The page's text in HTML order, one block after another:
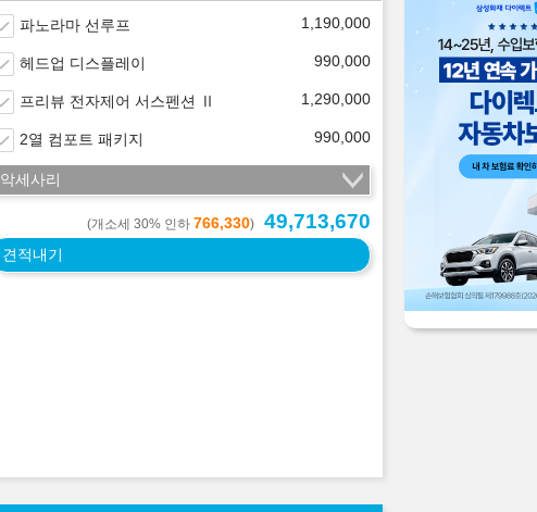
파노라마 선루프 1,190,000
헤드업 디스플레이 990,000
프리뷰 전자제어 서스펜션 Ⅱ 1,290,000
2열 컴포트 패키지 990,000
악세사리
(개소세 30% 인하 766,330) 49,713,670
견적내기